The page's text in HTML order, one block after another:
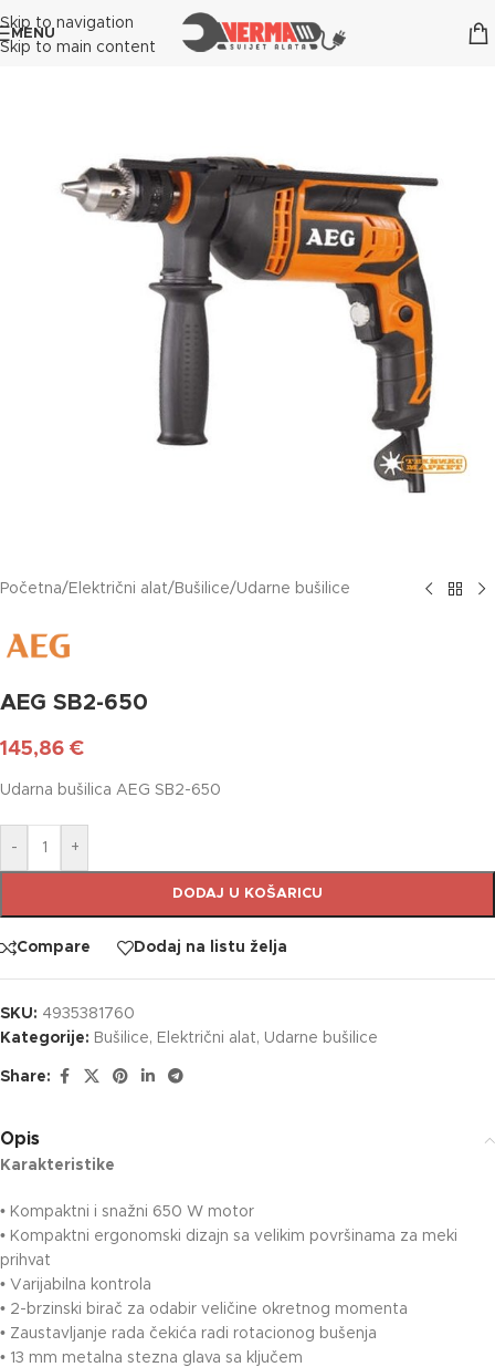
Skip to navigation
Skip to main content
MENU
Početna/ Električni alat/ Bušilice/Udarne bušilice
AEG SB2-650
145,86 €
Udarna bušilica AEG SB2-650
- +
DODAJ U KOŠARICU
Compare Dodaj na listu želja
SKU: 4935381760
Kategorije: Bušilice, Električni alat, Udarne bušilice
Share:
Opis
Karakteristike
• Kompaktni i snažni 650 W motor
• Kompaktni ergonomski dizajn sa velikim površinama za meki
prihvat
• Varijabilna kontrola
• 2-brzinski birač za odabir veličine okretnog momenta
• Zaustavljanje rada čekića radi rotacionog bušenja
• 13 mm metalna stezna glava sa ključem